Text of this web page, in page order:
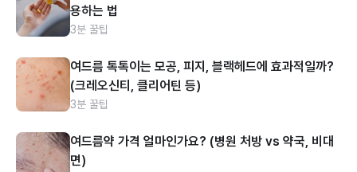
용하는 법
3분 꿀팁
여드름 톡톡이는 모공, 피지, 블랙헤드에 효과적일까?
(크레오신티, 클리어틴 등)
3분 꿀팁
여드름약 가격 얼마인가요? (병원 처방 vs 약국, 비대
면)